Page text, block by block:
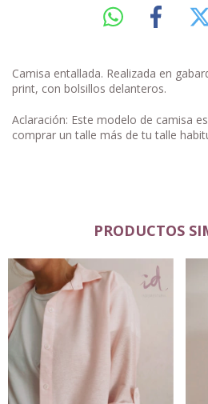
Camisa entallada⁣. Realizada en
print, con bolsillos delanteros.⁣
Aclaración: Este modelo de camisa
comprar un talle más de tu talle
PRODUCTOS